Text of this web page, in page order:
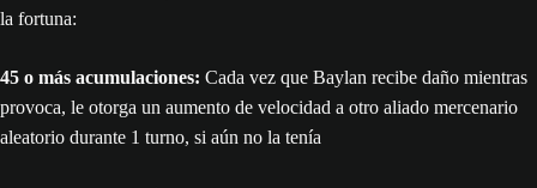
la fortuna:
45 o más acumulaciones: Cada vez que Baylan recibe daño mientras
provoca, le otorga un aumento de velocidad a otro aliado mercenario
aleatorio durante 1 turno, si aún no la tenía